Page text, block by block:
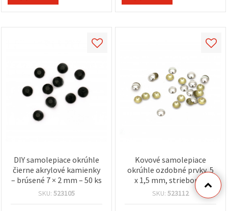
DIY samolepiace okrúhle
čierne akrylové kamienky
– brúsené 7 × 2 mm – 50 ks
SKU: 523105
Kovové samolepiace
okrúhle ozdobné prvky, 5
x 1,5 mm, strieborná
farba – 100 ks
SKU: 523112